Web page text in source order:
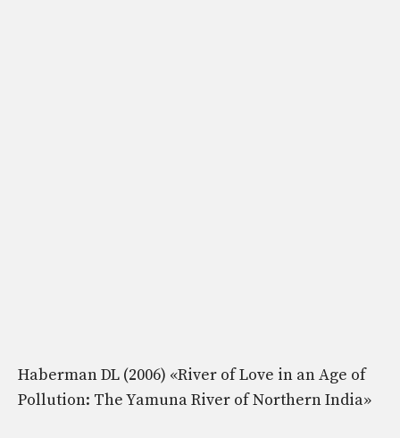
Haberman DL (2006) «River of Love in an Age of
Pollution: The Yamuna River of Northern India»